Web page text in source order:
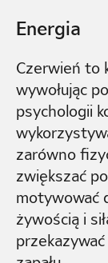
Energia
Czerwień to
wywołując
psychologii
zarówno
zwiększać
motywować
żywością i